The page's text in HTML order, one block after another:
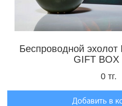
Беспроводной эхолот
GIFT BOX
0 тг.
Добавить в